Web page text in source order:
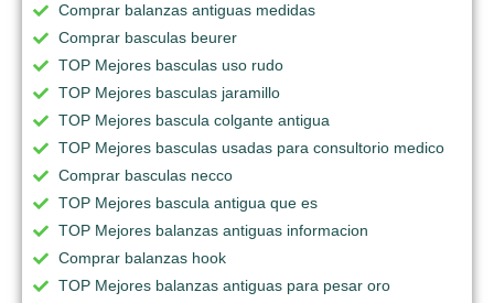
Comprar balanzas antiguas medidas
Comprar basculas beurer
TOP Mejores basculas uso rudo
TOP Mejores basculas jaramillo
TOP Mejores bascula colgante antigua
TOP Mejores basculas usadas para consultorio medico
Comprar basculas necco
TOP Mejores bascula antigua que es
TOP Mejores balanzas antiguas informacion
Comprar balanzas hook
TOP Mejores balanzas antiguas para pesar oro